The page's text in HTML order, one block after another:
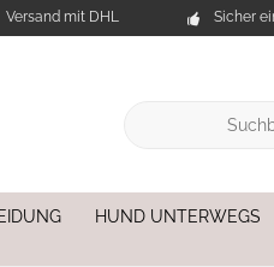
Versand mit DHL Sicher
HUND UNTERWEGS